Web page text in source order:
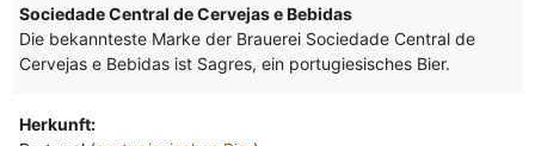
Sociedade Central de Cervejas e Bebidas
Die bekannteste Marke der Brauerei Sociedade Central de
Cervejas e Bebidas ist Sagres, ein portugiesisches Bier.
Herkunft: